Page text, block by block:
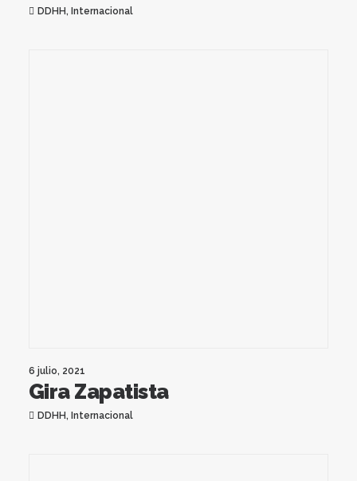
DDHH, Internacional
6 julio, 2021
Gira Zapatista
DDHH, Internacional